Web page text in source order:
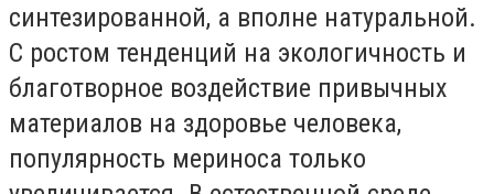
синтезированной, а вполне натуральной.
С ростом тенденций на экологичность и
благотворное воздействие привычных
материалов на здоровье человека,
популярность мериноса только